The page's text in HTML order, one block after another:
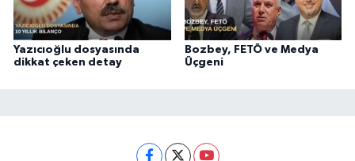
Yazıcıoğlu dosyasında
dikkat çeken detay
Bozbey, FETÖ ve Medya
Üçgeni